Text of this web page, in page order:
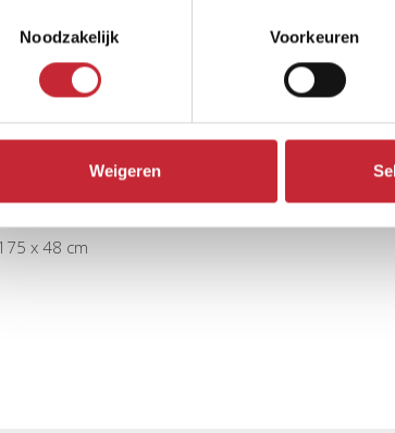
Noodzakelijk
Voorkeuren
Weigeren
x 48 cm